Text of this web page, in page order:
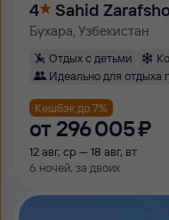
4 Sahid
Бухара, Узбекистан
Отдых с детьми
Идеально для отдыха
Кешбэк до 7%
от 296 ⁠005 ⁠₽
12 авг, ср — 18 авг, вт
6 ночей, за двоих